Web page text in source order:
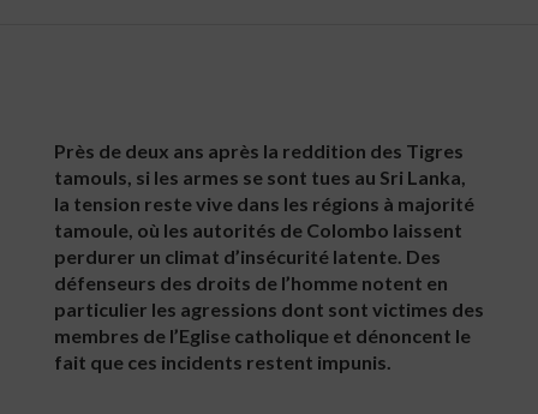
Près de deux ans après la reddition des Tigres
tamouls, si les armes se sont tues au Sri Lanka,
la tension reste vive dans les régions à majorité
tamoule, où les autorités de Colombo laissent
perdurer un climat d’insécurité latente. Des
défenseurs des droits de l’homme notent en
particulier les agressions dont sont victimes des
membres de l’Eglise catholique et dénoncent le
fait que ces incidents restent impunis.